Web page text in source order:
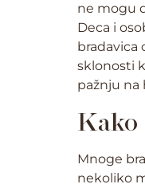
ne mogu
Deca i
bradavica
sklonosti
pažnju na
Kako
Mnoge
nekoliko